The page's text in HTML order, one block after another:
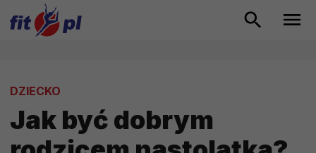
DZIECKO
Jak być dobrym